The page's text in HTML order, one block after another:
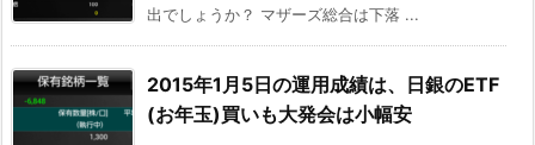
出でしょうか？ マザーズ総合は下落 ...
2015年1月5日の運用成績は、日銀のETF
(お年玉)買いも大発会は小幅安